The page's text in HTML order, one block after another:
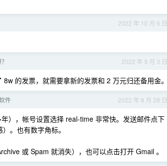
2022 年 10 月 6 日
2022 年 9 月 3 日
的发票，就需要拿新的发票和 2 万元归还备用金。
2022 年 8 月 28 日
件
），帐号设置选择 real-time 非常快。发送邮件点下
。也有数字角标。
或 Spam 就消失），也可以点击打开 Gmail 。